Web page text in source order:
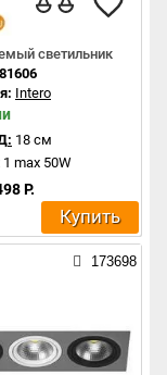
светильник
Intero
18 см
1 max 50W
Р.
Купить
173698